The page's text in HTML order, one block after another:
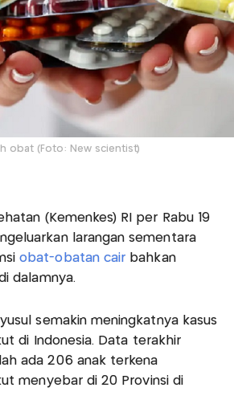
obat (Foto: New scientist)
(Kemenkes) RI per Rabu 19
larangan sementara
obat-obatan cair bahkan
dalamnya.
semakin meningkatnya kasus
di Indonesia. Data terakhir
ada 206 anak terkena
menyebar di 20 Provinsi di